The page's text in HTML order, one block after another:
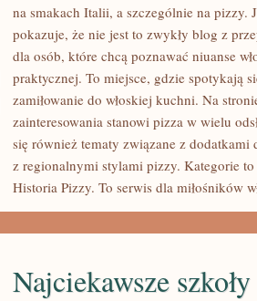
FAKTY
MITY
PIZZY
na smakach Italii, a szczególnie na pizzy.
pokazuje, że nie jest to zwykły blog z
dla osób, które chcą poznawać niuanse
praktycznej. To miejsce, gdzie spotykają
zamiłowanie do włoskiej kuchni. Na
zainteresowania stanowi pizza w wielu
się również tematy związane z dodatkami
z regionalnymi stylami pizzy. Kategorie
Historia Pizzy. To serwis dla miłośników
Najciekawsze